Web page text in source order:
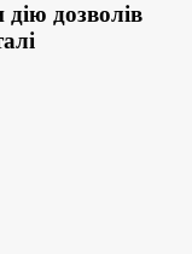
дозволів